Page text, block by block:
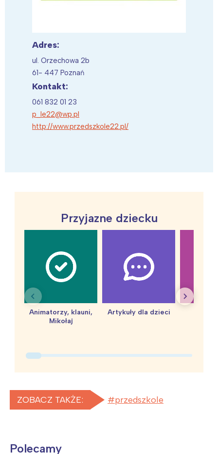
Adres:
ul. Orzechowa 2b
61- 447 Poznań
Kontakt:
061 832 01 23
p_le22@wp.pl
http://www.przedszkole22.pl/
Przyjazne dziecku
Animatorzy, klauni,
Mikołaj
Artykuły dla dzieci
ZOBACZ TAKŻE: przedszkole
Polecamy